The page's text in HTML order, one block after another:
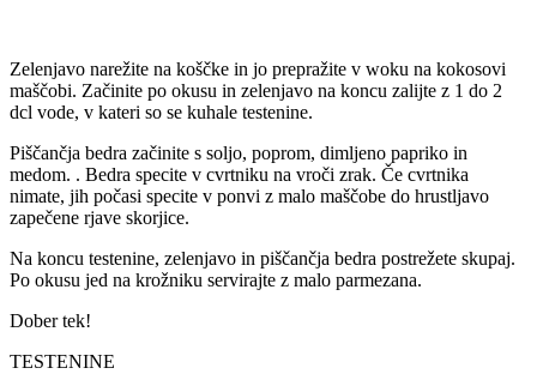
Zelenjavo narežite na koščke in jo prepražite v woku na kokosovi
maščobi. Začinite po okusu in zelenjavo na koncu zalijte z 1 do 2
dcl vode, v kateri so se kuhale testenine.
Piščančja bedra začinite s soljo, poprom, dimljeno papriko in
medom. . Bedra specite v cvrtniku na vroči zrak. Če cvrtnika
nimate, jih počasi specite v ponvi z malo maščobe do hrustljavo
zapečene rjave skorjice.
Na koncu testenine, zelenjavo in piščančja bedra postrežete skupaj.
Po okusu jed na krožniku servirajte z malo parmezana.
Dober tek!
TESTENINE